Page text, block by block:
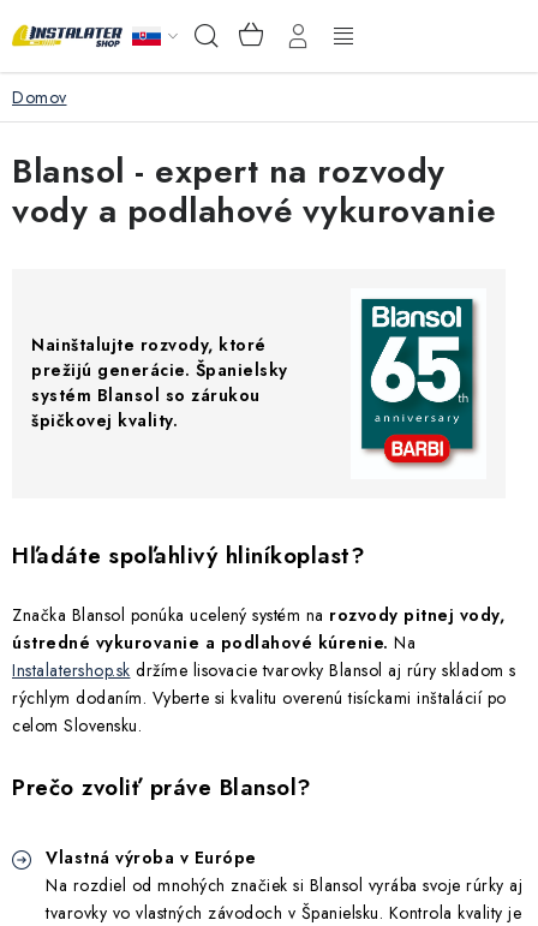
na
Hľadať NÁKUPNÝ
KOŠÍK
Podlahové kúrenie
Ventily a armatúry
Kúrenie a chladenie
Komíny a dymovody
Čerpadlá a vodárne
Vetranie a rekuperácia
VEĽKOOBCHOD
AKO VYBRAŤ?
PREDAJŇA - RAKOVÁ
Domov
Blansol - expert na rozvody
vody a podlahové vykurovanie
Nainštalujte rozvody, ktoré
prežijú generácie. Španielsky
systém Blansol so zárukou
špičkovej kvality.
Hľadáte spoľahlivý hliníkoplast?
Značka Blansol ponúka ucelený systém na rozvody pitnej vody,
ústredné vykurovanie a podlahové kúrenie. Na
Instalatershop.sk držíme lisovacie tvarovky Blansol aj rúry skladom s
rýchlym dodaním. Vyberte si kvalitu overenú tisíckami inštalácií po
celom Slovensku.
Prečo zvoliť práve Blansol?
Vlastná výroba v Európe
Na rozdiel od mnohých značiek si Blansol vyrába svoje rúrky aj
tvarovky vo vlastných závodoch v Španielsku. Kontrola kvality je